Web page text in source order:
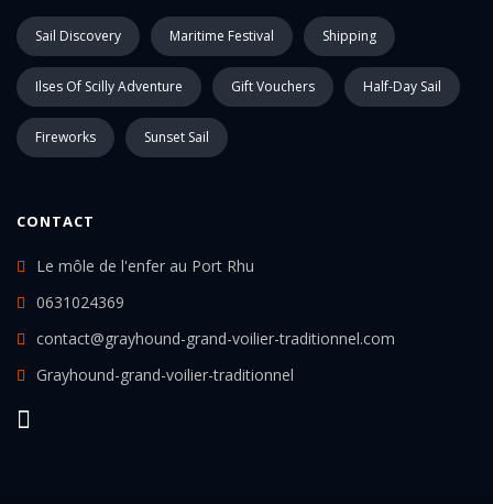
Sail Discovery Maritime Festival Shipping
Ilses Of Scilly Adventure Gift Vouchers Half-Day Sail
Fireworks Sunset Sail
CONTACT
Le môle de l'enfer au Port Rhu
0631024369
contact@grayhound-grand-voilier-traditionnel.com
Grayhound-grand-voilier-traditionnel